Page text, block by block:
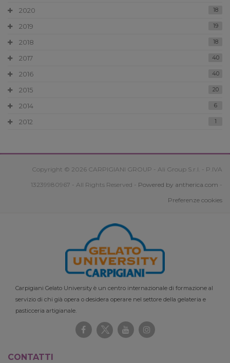
2020 18
2019 19
2018 18
2017 40
2016 40
2015 20
2014 6
2012 1
Copyright © 2026 CARPIGIANI GROUP - Ali Group S.r.l. - P.IVA
13239980967 - All Rights Reserved - Powered by antherica.com -
Preferenze cookies
Carpigiani Gelato University è un centro internazionale di formazione al
servizio di chi già opera o desidera operare nel settore della gelateria e
pasticceria artigianale.
CONTATTI